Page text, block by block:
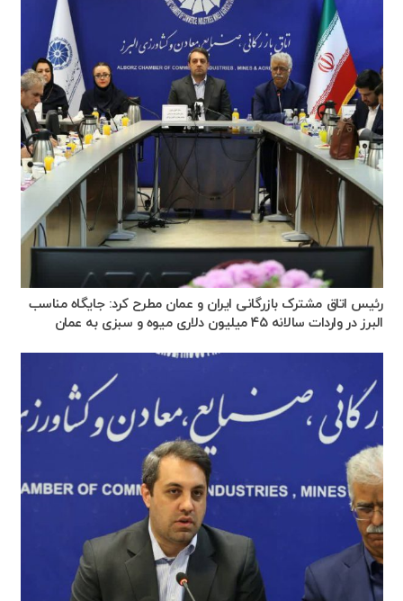
رئیس اتاق مشترک بازرگانی ایران و عمان مطرح کرد: جایگاه مناسب
البرز در واردات سالانه ۴۵ میلیون دلاری میوه و سبزی به عمان